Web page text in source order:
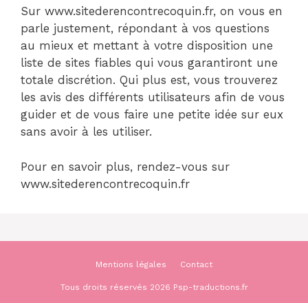
Sur www.sitederencontrecoquin.fr, on vous en
parle justement, répondant à vos questions
au mieux et mettant à votre disposition une
liste de sites fiables qui vous garantiront une
totale discrétion. Qui plus est, vous trouverez
les avis des différents utilisateurs afin de vous
guider et de vous faire une petite idée sur eux
sans avoir à les utiliser.
Pour en savoir plus, rendez-vous sur
www.sitederencontrecoquin.fr
Mentions légales Contact
Tous droits réservés 2026 Psp-traductions.fr